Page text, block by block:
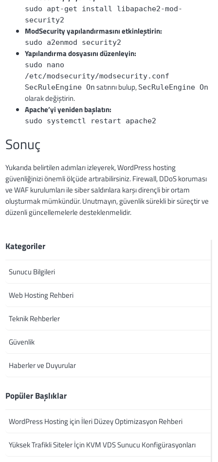
sudo apt-get install libapache2-mod-
security2
ModSecurity yapılandırmasını etkinleştirin:
sudo a2enmod security2
Yapılandırma dosyasını düzenleyin:
sudo nano
/etc/modsecurity/modsecurity.conf
SecRuleEngine On satırını bulup, SecRuleEngine On
olarak değiştirin.
Apache’yi yeniden başlatın:
sudo systemctl restart apache2
Sonuç
Yukarıda belirtilen adımları izleyerek, WordPress hosting
güvenliğinizi önemli ölçüde artırabilirsiniz. Firewall, DDoS koruması
ve WAF kurulumları ile siber saldırılara karşı dirençli bir ortam
oluşturmak mümkündür. Unutmayın, güvenlik sürekli bir süreçtir ve
düzenli güncellemelerle desteklenmelidir.
Kategoriler
Sunucu Bilgileri
Web Hosting Rehberi
Teknik Rehberler
Güvenlik
Haberler ve Duyurular
Popüler Başlıklar
WordPress Hosting için İleri Düzey Optimizasyon Rehberi
Yüksek Trafikli Siteler İçin KVM VDS Sunucu Konfigürasyonları